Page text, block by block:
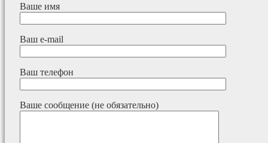
Ваше имя
Ваш e-mail
Ваш телефон
Ваше сообщение (не обязательно)